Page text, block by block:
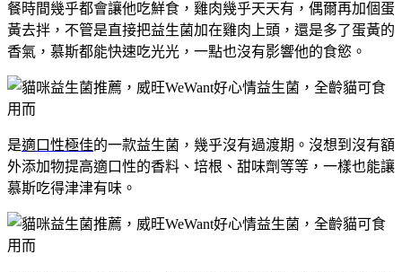
餐時間幾乎都會讓他吃鮮食，雞肉幾乎天天有，偶爾再加個蛋
黃去拌，不管是直接把益生菌加在雞肉上頭，還是多了蛋黃的
香氣，慕斯都能快速吃光光，一點也沒有影響他的食慾。
是適口性極佳的一款益生菌，幾乎沒有過渡期。沒想到沒有額
外添加物提高適口性的香料、培根、甜味劑等等，一樣也能讓
慕斯吃得津津有味。